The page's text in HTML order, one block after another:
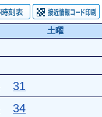
土曜
31
34